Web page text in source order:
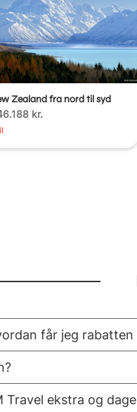
Zealand fra nord til syd
kr.
får jeg rabatten
Travel ekstra og